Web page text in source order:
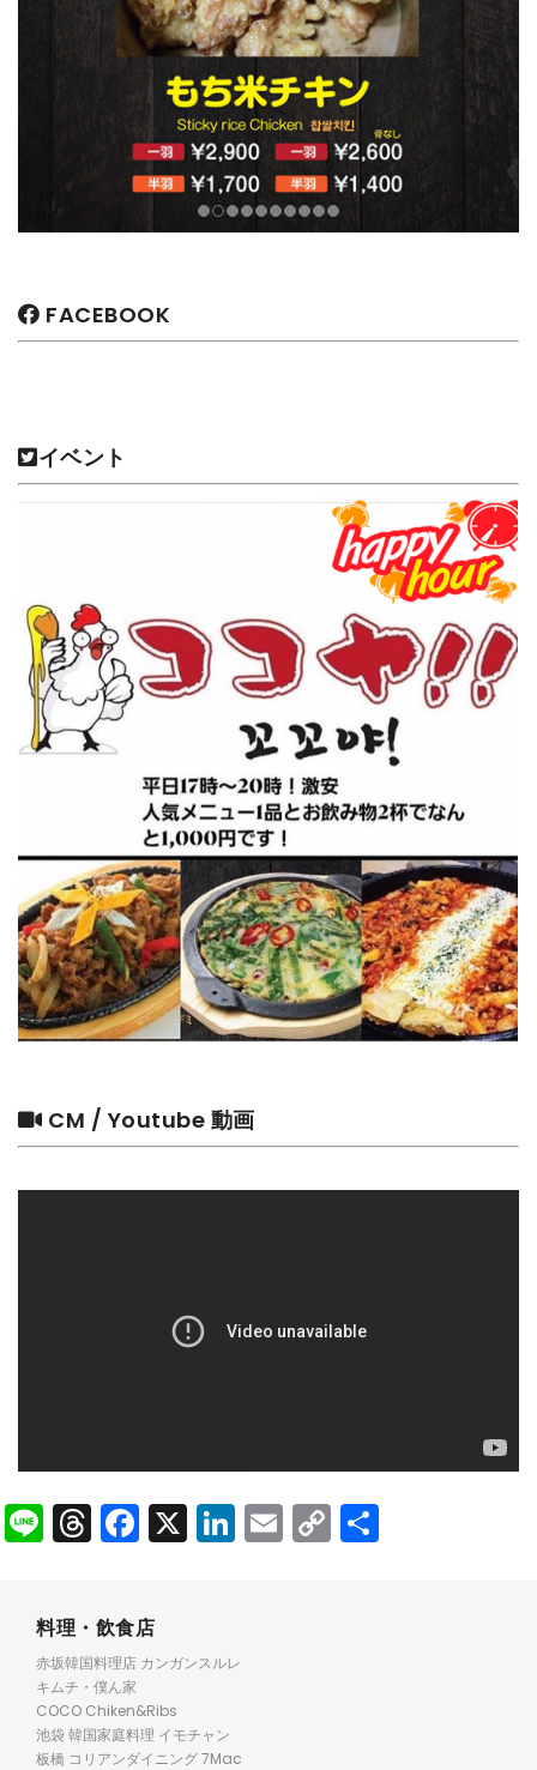
FACEBOOK
イベント
CM / Youtube 動画
LineThreads
Facebook
X LinkedIn
Email
Copy
Link
料理・飲食店
赤坂韓国料理店 カンガンスルレ
キムチ・僕ん家
COCO Chiken&Ribs
池袋 韓国家庭料理 イモチャン
板橋 コリアンダイニング 7Mac